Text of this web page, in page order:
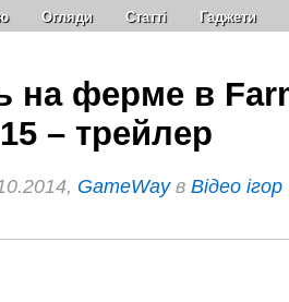
Огляди Статті Гаджети
на ферме в
– трейлер
GameWayв Відео ігор